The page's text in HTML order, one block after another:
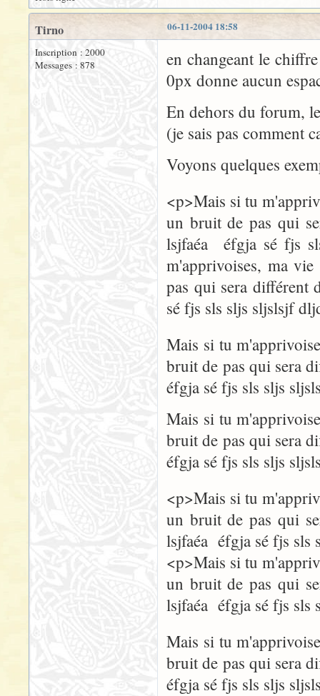
06-11-2004 18:58
Tirno
Inscription : 2000
Messages : 878
en changeant le
0px donne aucun
En dehors du forum,
(je sais pas comment
Voyons quelques
<p>Mais si tu
un bruit de pas qui
lsjfaéa éfgja sé fjs
m'apprivoises, ma
pas qui sera
sé fjs sls sljs sljslsjf
Mais si tu
bruit de pas qui sera
éfgja sé fjs sls sljs
Mais si tu
bruit de pas qui sera
éfgja sé fjs sls sljs
<p>Mais si tu
un bruit de pas qui
lsjfaéa éfgja sé fjs
<p>Mais si tu
un bruit de pas qui
lsjfaéa éfgja sé fjs
Mais si tu
bruit de pas qui sera
éfgja sé fjs sls sljs